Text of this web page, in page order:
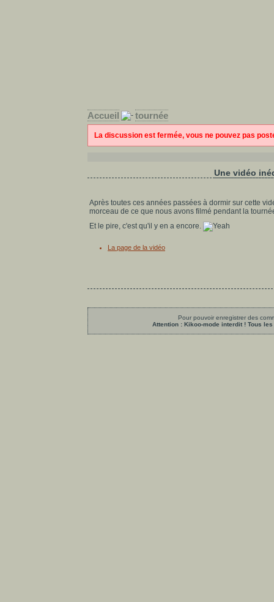
Accueil tournée
La discussion est fermée, vous ne pouvez pas
Une vidéo
Après toutes ces années passées à dormir sur cette
morceau de ce que nous avons filmé pendant la
Et le pire, c'est qu'il y en a encore.
La page de la vidéo
Pour pouvoir enregistrer des
Attention : Kikoo-mode interdit ! Tous